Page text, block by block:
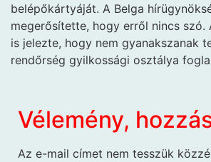
belépőkártyáját. A Belga
megerősítette, hogy erről nincs szó.
is jelezte, hogy nem gyanakszanak
rendőrség gyilkossági osztálya
Vélemény,
Az e-mail címet nem tesszük